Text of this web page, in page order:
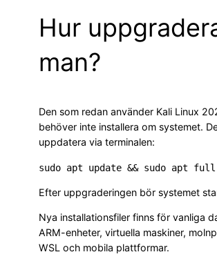
Hur
man?
Den som redan använder Kali Linux
behöver inte installera om systemet.
uppdatera via terminalen:
Efter uppgraderingen bör systemet
Nya installationsfiler finns för vanliga
ARM-enheter, virtuella maskiner,
WSL och mobila plattformar.